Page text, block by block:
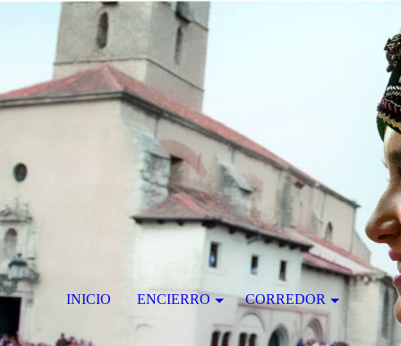
INICIO ENCIERRO CORREDOR